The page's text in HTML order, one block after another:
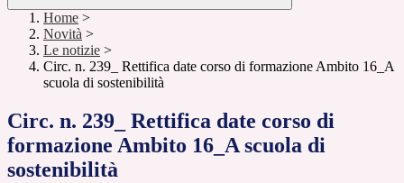
Home >
Novità >
Le notizie >
Circ. n. 239_ Rettifica date corso di formazione Ambito 16_A
scuola di sostenibilità
Circ. n. 239_ Rettifica date corso di
formazione Ambito 16_A scuola di
sostenibilità